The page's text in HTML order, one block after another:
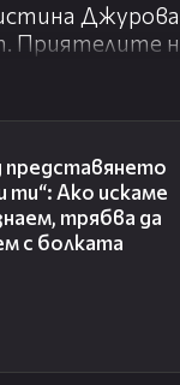
Джурова
Приятелите
за последно
представянето
ти“: Ако искаме
трябва да
с болката